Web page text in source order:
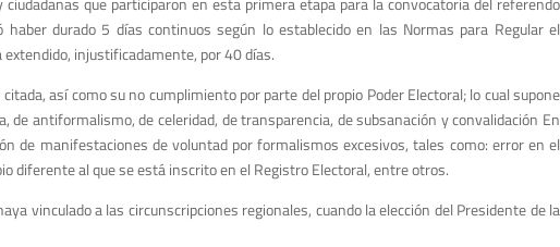
durado 5 días continuos según lo establecido en las Normas para Regular el
injustificadamente, por 40 días.
así como su no cumplimiento por parte del propio Poder Electoral; lo cual supone
antiformalismo, de celeridad, de transparencia, de subsanación y convalidación En
de manifestaciones de voluntad por formalismos excesivos, tales como: error en el
diferente al que se está inscrito en el Registro Electoral, entre otros.
vinculado a las circunscripciones regionales, cuando la elección del Presidente de la